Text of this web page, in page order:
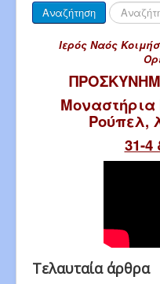
Αναζήτηση
Ιερός Ναός
Ρούπελ,
31-4
Τελαυταία άρθρα